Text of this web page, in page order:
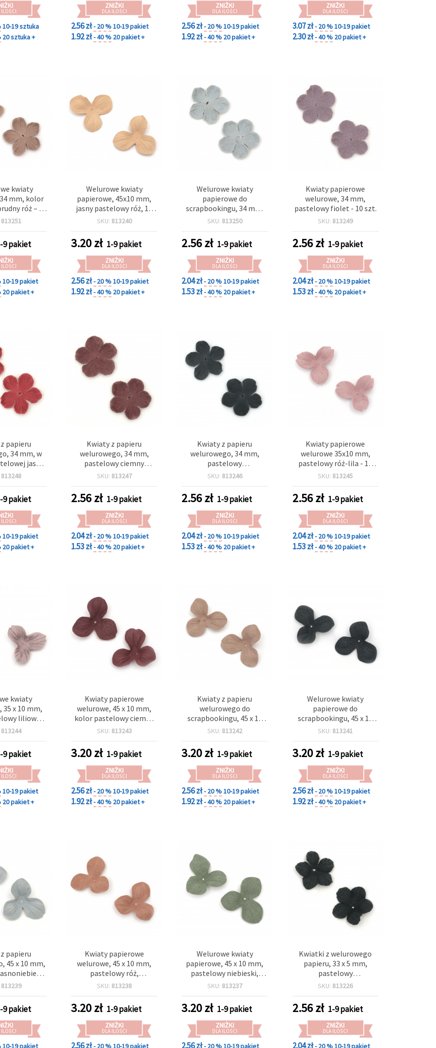
ILOŚCI
10-19 sztuka
20 sztuka +
ZNIŻKI
DLA ILOŚCI
2.56 zł- 20 %10-19 pakiet
1.92 zł- 40 % 20 pakiet +
ZNIŻKI
DLA ILOŚCI
2.56 zł- 20 %10-19 pakiet
1.92 zł- 40 % 20 pakiet +
ZNIŻKI
DLA ILOŚCI
3.07 zł- 20 %10-19 pakiet
2.30 zł- 40 % 20 pakiet +
kwiaty
mm, kolor
róż – 10
813251
9 pakiet
ILOŚCI
10-19 pakiet
20 pakiet +
Welurowe kwiaty
papierowe, 45x10 mm,
jasny pastelowy róż, 10
szt.
SKU: 813240
3.20zł 1-9 pakiet
ZNIŻKI
DLA ILOŚCI
2.56 zł- 20 %10-19 pakiet
1.92 zł- 40 % 20 pakiet +
Welurowe kwiaty
papierowe do
scrapbookingu, 34 mm,
pastelowy błękit, 10 szt.
SKU: 813250
2.56zł 1-9 pakiet
ZNIŻKI
DLA ILOŚCI
2.04 zł- 20 %10-19 pakiet
1.53 zł- 40 % 20 pakiet +
Kwiaty papierowe
welurowe, 34 mm,
pastelowy fiolet - 10 szt.
SKU: 813249
2.56zł 1-9 pakiet
ZNIŻKI
DLA ILOŚCI
2.04 zł- 20 %10-19 pakiet
1.53 zł- 40 % 20 pakiet +
papieru
34 mm, w
jasnej
10 szt.
813248
9 pakiet
ILOŚCI
10-19 pakiet
20 pakiet +
Kwiaty z papieru
welurowego, 34 mm,
pastelowy ciemny
cyklamen - 10 szt.
SKU: 813247
2.56zł 1-9 pakiet
ZNIŻKI
DLA ILOŚCI
2.04 zł- 20 %10-19 pakiet
1.53 zł- 40 % 20 pakiet +
Kwiaty z papieru
welurowego, 34 mm,
pastelowy
ciemnoniebieski - 10 szt.
SKU: 813246
2.56zł 1-9 pakiet
ZNIŻKI
DLA ILOŚCI
2.04 zł- 20 %10-19 pakiet
1.53 zł- 40 % 20 pakiet +
Kwiaty papierowe
welurowe 35x10 mm,
pastelowy róż-lila - 10
szt.
SKU: 813245
2.56zł 1-9 pakiet
ZNIŻKI
DLA ILOŚCI
2.04 zł- 20 %10-19 pakiet
1.53 zł- 40 % 20 pakiet +
kwiaty
35 x 10 mm,
liliowy –
szt.
813244
9 pakiet
ILOŚCI
10-19 pakiet
20 pakiet +
Kwiaty papierowe
welurowe, 45 x 10 mm,
kolor pastelowy ciemny
cyklamen – 10 szt.
SKU: 813243
3.20zł 1-9 pakiet
ZNIŻKI
DLA ILOŚCI
2.56 zł- 20 %10-19 pakiet
1.92 zł- 40 % 20 pakiet +
Kwiaty z papieru
welurowego do
scrapbookingu, 45 x 10
mm, pastelowy Popiół
SKU: 813242
3.20zł 1-9 pakiet
ZNIŻKI
DLA ILOŚCI
2.56 zł- 20 %10-19 pakiet
1.92 zł- 40 % 20 pakiet +
Welurowe kwiaty
papierowe do
scrapbookingu, 45 x 10
mm, pastelowy
SKU: 813241
3.20zł 1-9 pakiet
ZNIŻKI
DLA ILOŚCI
2.56 zł- 20 %10-19 pakiet
1.92 zł- 40 % 20 pakiet +
papieru
45 x 10 mm,
szt.
813239
9 pakiet
ILOŚCI
10-19 pakiet
Kwiaty papierowe
welurowe, 45 x 10 mm,
pastelowy róż,
opakowanie 10 szt.
SKU: 813238
3.20zł 1-9 pakiet
ZNIŻKI
DLA ILOŚCI
2.56 zł- 20 %10-19 pakiet
Welurowe kwiaty
papierowe, 45 x 10 mm,
pastelowy niebieski,
opakowanie 10 szt.
SKU: 813237
3.20zł 1-9 pakiet
ZNIŻKI
DLA ILOŚCI
2.56 zł- 20 %10-19 pakiet
Kwiatki z welurowego
papieru, 33 x 5 mm,
pastelowy
ciemnoniebieski – 10 szt.
SKU: 813226
2.56zł 1-9 pakiet
ZNIŻKI
DLA ILOŚCI
2.04 zł- 20 %10-19 pakiet